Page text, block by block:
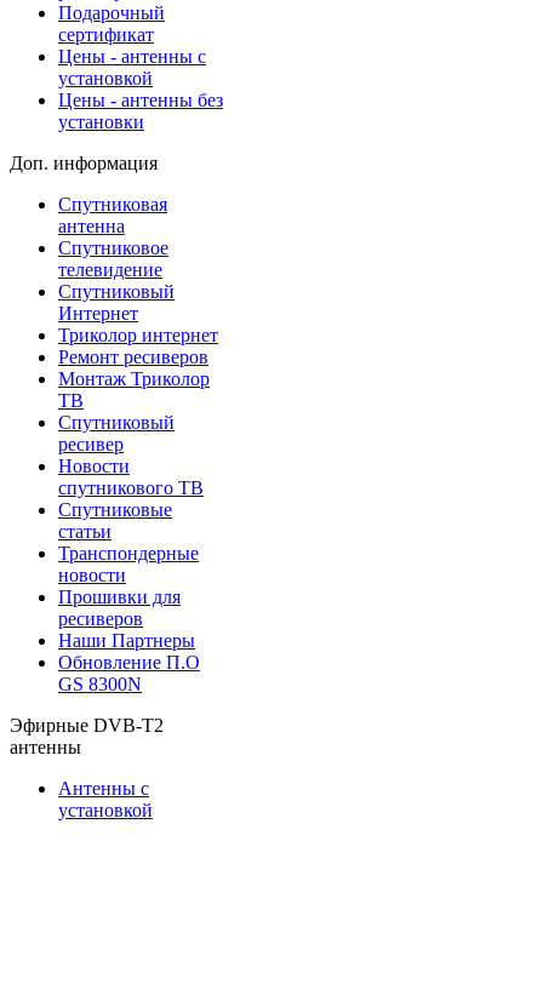
Подарочный
сертификат
Цены - антенны с
установкой
Цены - антенны без
установки
Доп. информация
Спутниковая
антенна
Спутниковое
телевидение
Спутниковый
Интернет
Триколор интернет
Ремонт ресиверов
Монтаж Триколор
ТВ
Спутниковый
ресивер
Новости
спутникового ТВ
Спутниковые
статьи
Транспондерные
новости
Прошивки для
ресиверов
Наши Партнеры
Обновление П.О
GS 8300N
Эфирные DVB-T2
антенны
Антенны с
установкой